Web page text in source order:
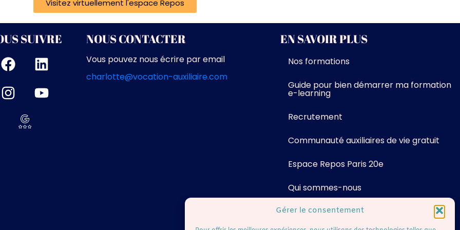
Gérer le consentement
Visitez virtuellement l'espace Repos
SUIVRE NOUS CONTACTER
Vous pouvez nous écrire par email
charlotte@vocation-auxiliaire.com
EN SAVOIR PLUS
Nos formations
Guide pour bien démarrer ma formation
e-learning
Recrutement
Communauté auxiliaires de vie gratuit
Espace Repos Paris 20e
Qui sommes-nous
Contact